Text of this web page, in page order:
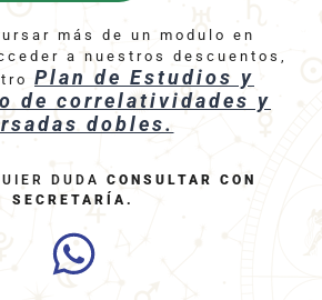
más de un modulo en
a nuestros descuentos,
Plan de Estudios y
de correlatividades y
dobles.
DUDA CONSULTAR CON
SECRETARÍA .